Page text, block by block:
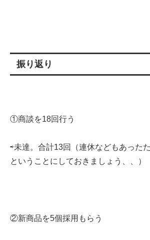
振り返り
①商談を18回行う
⇨未達。合計13回（連休などもあった
ということにしておきましょう、、）
②新商品を5個採用もらう